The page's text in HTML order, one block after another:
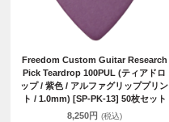
Freedom Custom Guitar Research
Pick Teardrop 100PUL (ティアドロ
ップ / 紫色 / アルファグリッププリン
ト / 1.0mm) [SP-PK-13] 50枚セット
8,250円 (税込)